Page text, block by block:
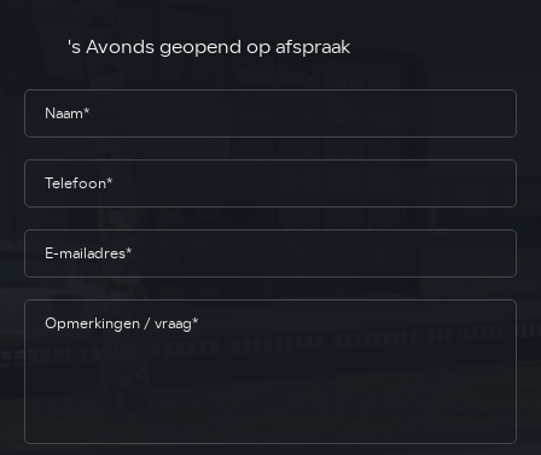
's Avonds geopend op afspraak